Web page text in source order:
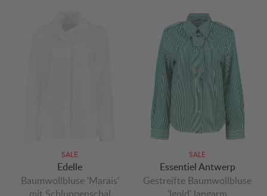
SALE
Edelle
Baumwollbluse 'Marais'
mit Schluppenschal
SALE
Essentiel Antwerp
Gestreifte Baumwollbluse
'Igold' langarm